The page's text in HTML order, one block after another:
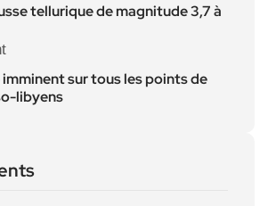
tellurique de magnitude 3,7 à
sur tous les points de
libyens